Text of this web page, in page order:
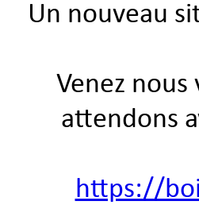
Un nouveau
Venez nous
attendons
https://